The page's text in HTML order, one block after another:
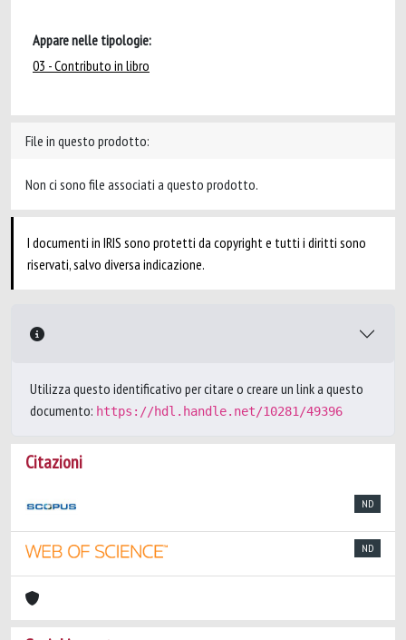
Appare nelle tipologie:
03 - Contributo in libro
File in questo prodotto:
Non ci sono file associati a questo prodotto.
I documenti in IRIS sono protetti da copyright e tutti i diritti sono
riservati, salvo diversa indicazione.
Utilizza questo identificativo per citare o creare un link a questo
documento: https://hdl.handle.net/10281/49396
Citazioni
ND
ND